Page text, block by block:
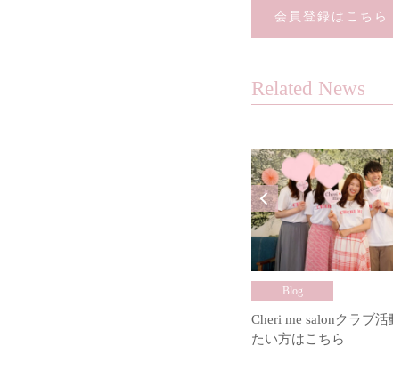
会員登録はこちら
Related News
Blog
Cheri me salonクラブ活
たい方はこちら